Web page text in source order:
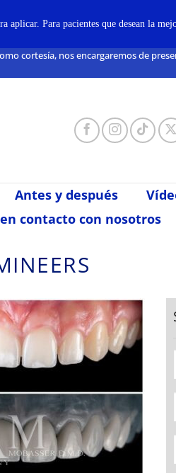
cortesía, nos encargaremos de
Antes y después
contacto con nosotros
aplicar. Para pacientes que desean la